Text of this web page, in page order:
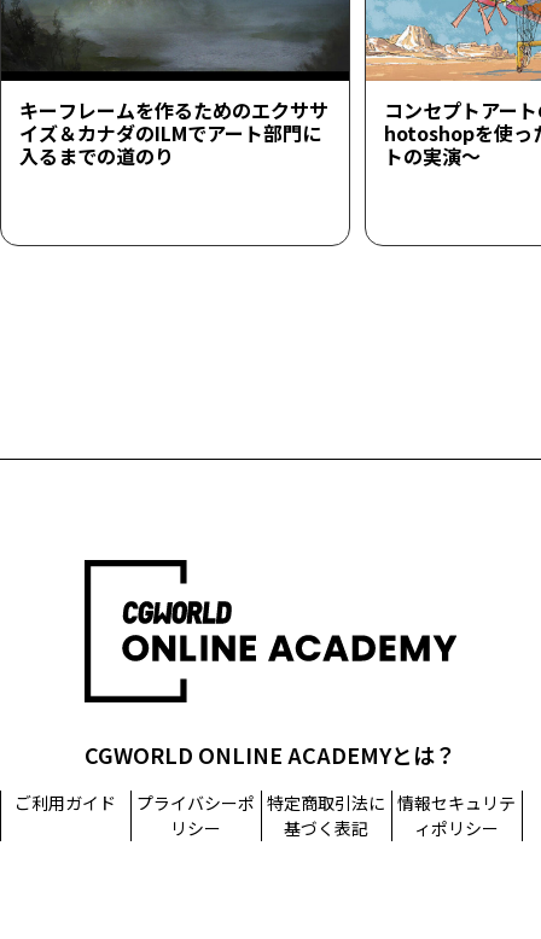
キーフレームを作るためのエクササ
イズ＆カナダのILMでアート部門に
入るまでの道のり
コンセプトアー
hotoshopを使っ
トの実演～
CGWORLD ONLINE ACADEMYとは？
ご利用ガイド
プライバシーポ
リシー
特定商取引法に
基づく表記
情報セキュリテ
ィポリシー